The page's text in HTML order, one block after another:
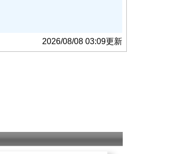
2026/08/08 03:09更新